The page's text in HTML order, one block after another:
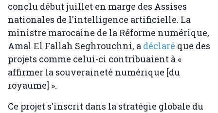
conclu début juillet en marge des Assises
nationales de l'intelligence artificielle. La
ministre marocaine de la Réforme numérique,
Amal El Fallah Seghrouchni, a déclaré que des
projets comme celui-ci contribuaient à «
affirmer la souveraineté numérique [du
royaume] ».
Ce projet s'inscrit dans la stratégie globale du